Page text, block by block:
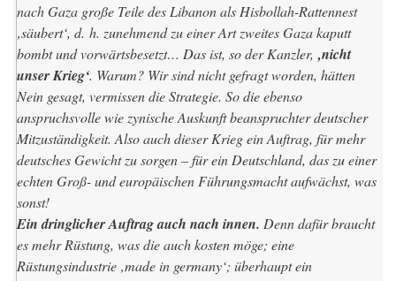
nach Gaza große Teile des Libanon als Hisbollah-Rattennest
‚säubert‘, d. h. zunehmend zu einer Art zweites Gaza kaputt
bombt und vorwärtsbesetzt… Das ist, so der Kanzler, ‚nicht
unser Krieg‘. Warum? Wir sind nicht gefragt worden, hätten
Nein gesagt, vermissen die Strategie. So die ebenso
anspruchsvolle wie zynische Auskunft beanspruchter deutscher
Mitzuständigkeit. Also auch dieser Krieg ein Auftrag, für mehr
deutsches Gewicht zu sorgen – für ein Deutschland, das zu einer
echten Groß- und europäischen Führungsmacht aufwächst, was
sonst!
Ein dringlicher Auftrag auch nach innen.Denn dafür braucht
esmehr Rüstung, was die auch kosten möge; eine
Rüstungsindustrie ‚made in germany‘; überhaupt ein